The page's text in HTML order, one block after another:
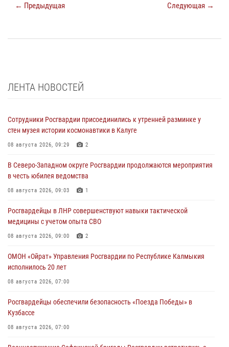
← Предыдущая Следующая →
ЛЕНТА НОВОСТЕЙ
Сотрудники Росгвардии присоединились к утренней разминке у
стен музея истории космонавтики в Калуге
08 августа 2026, 09:29 2
В Северо-Западном округе Росгвардии продолжаются мероприятия
в честь юбилея ведомства
08 августа 2026, 09:03 1
Росгвардейцы в ЛНР совершенствуют навыки тактической
медицины с учетом опыта СВО
08 августа 2026, 09:00 2
ОМОН «Ойрат» Управления Росгвардии по Республике Калмыкия
исполнилось 20 лет
08 августа 2026, 07:00
Росгвардейцы обеспечили безопасность «Поезда Победы» в
Кузбассе
08 августа 2026, 07:00